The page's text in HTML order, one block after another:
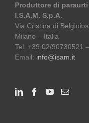
Produttore di
I.S.A.M. S.p.A.
Via Cristina di
Milano – Italia
Tel: +39 02/90730521
Email: info@isam.it